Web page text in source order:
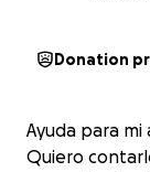
Donation
Ayuda para mi
Quiero